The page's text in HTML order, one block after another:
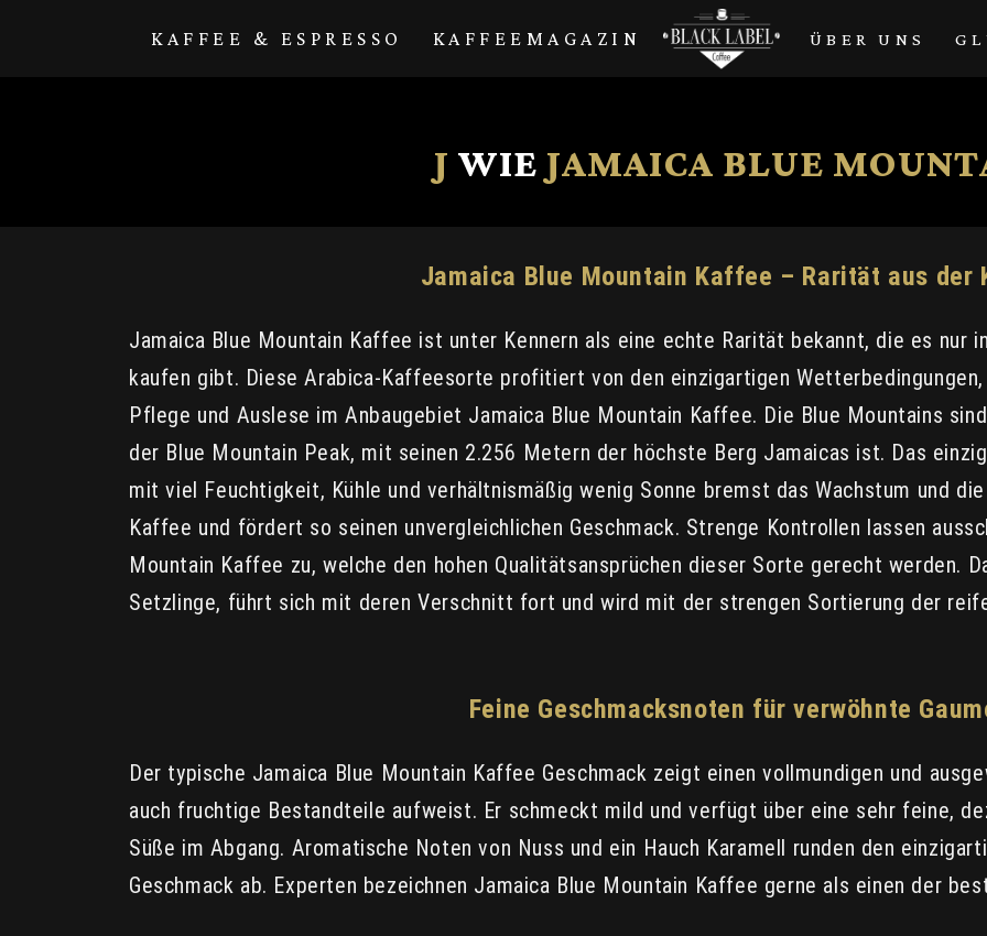
KAFFEE & ESPRESSO KAFFEEMAGAZIN ÜBER UNS
J WIE JAMAICA BLUE
Jamaica Blue Mountain Kaffee – Rarität aus der
Jamaica Blue Mountain Kaffee ist unter Kennern als eine echte Rarität bekannt, die es nur
kaufen gibt. Diese Arabica-Kaffeesorte profitiert von den einzigartigen
Pflege und Auslese im Anbaugebiet Jamaica Blue Mountain Kaffee. Die Blue Mountains
der Blue Mountain Peak, mit seinen 2.256 Metern der höchste Berg Jamaicas ist. Das
mit viel Feuchtigkeit, Kühle und verhältnismäßig wenig Sonne bremst das Wachstum und
Kaffee und fördert so seinen unvergleichlichen Geschmack. Strenge Kontrollen lassen
Mountain Kaffee zu, welche den hohen Qualitätsansprüchen dieser Sorte gerecht werden.
Setzlinge, führt sich mit deren Verschnitt fort und wird mit der strengen Sortierung der
Feine Geschmacksnoten für verwöhnte
Der typische Jamaica Blue Mountain Kaffee Geschmack zeigt einen vollmundigen und
auch fruchtige Bestandteile aufweist. Er schmeckt mild und verfügt über eine sehr feine,
Süße im Abgang. Aromatische Noten von Nuss und ein Hauch Karamell runden den
Geschmack ab. Experten bezeichnen Jamaica Blue Mountain Kaffee gerne als einen der